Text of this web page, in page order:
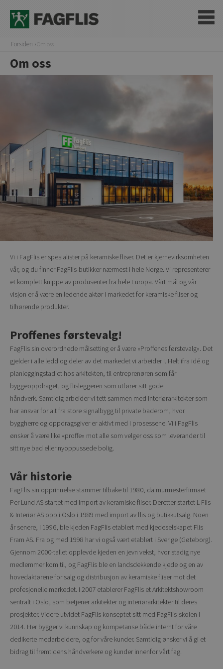
Forsiden Om oss
Om oss
Vi i FagFlis er spesialister på keramiske fliser. Det er kjernevirksomheten
vår, og du finner FagFlis-butikker nærmest i hele Norge. Vi representerer
et komplett knippe av produsenter fra hele Europa. Vårt mål og vår
visjon er å være en ledende aktør i markedet for keramiske fliser og
tilhørende produkter.
Proffenes førstevalg!
FagFlis sin overordnede målsetting er å være «Proffenes førstevalg». Det
gjelder i alle ledd og deler av det markedet vi arbeider i. Helt ifra idé og
planleggingstadiet hos arkitekten, til entreprenøren som får
byggeoppdraget, og flisleggeren som utfører sitt gode
håndverk. Samtidig arbeider vi tett sammen med interiørarkitekter som
har ansvar for alt fra store signalbygg til private baderom, hvor
byggherre og oppdragsgiver er aktivt med i prosessene. Vi i FagFlis
ønsker å være like «proffe» mot alle som velger oss som leverandør til
sitt nye bad eller nyoppussede bolig.
Vår historie
FagFlis sin opprinnelse stammer tilbake til 1980, da murmesterfirmaet
Per Lund AS startet med import av keramiske fliser. Deretter startet L-Flis
& Interiør AS opp i Oslo i 1989 med import av flis og butikkutsalg. Noen
år senere, i 1996, ble kjeden FagFlis etablert med kjedeselskapet Flis
Fram AS. Fra og med 1998 har vi også vært etablert i Sverige (Gøteborg).
Gjennom 2000-tallet opplevde kjeden en jevn vekst, hvor stadig nye
medlemmer kom til, og FagFlis ble en landsdekkende kjede og en av
hovedaktørene for salg og distribusjon av keramiske fliser mot det
profesjonelle markedet. I 2007 etablerer FagFlis et Arkitektshowroom
sentralt i Oslo, som betjener arkitekter og interiørarkitekter til deres
prosjekter. Videre utvidet FagFlis konseptet sitt med FagFlis-skolen i
2014. Her bygger vi kunnskap og kompetanse både internt for våre
dedikerte medarbeidere, og for våre kunder. Samtidig ønsker vi å gi et
bidrag til fremtidens håndverkere og kunder innenfor vårt fag.